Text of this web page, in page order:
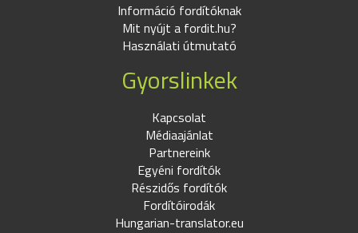
Információ fordítóknak
Mit nyújt a fordit.hu?
Használati útmutató
Gyorslinkek
Kapcsolat
Médiaajánlat
Partnereink
Egyéni fordítók
Részidős fordítók
Fordítóirodák
Hungarian-translator.eu